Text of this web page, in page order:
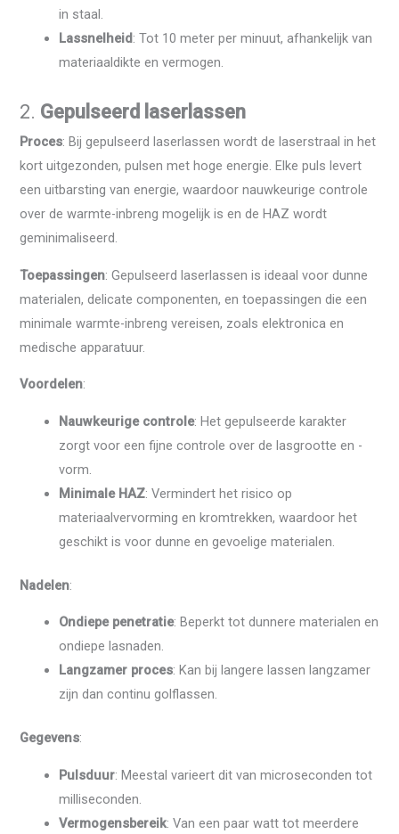
in staal.
Lassnelheid: Tot 10 meter per minuut, afhankelijk van
materiaaldikte en vermogen.
2. Gepulseerd laserlassen
Proces: Bij gepulseerd laserlassen wordt de laserstraal in het
kort uitgezonden, pulsen met hoge energie. Elke puls levert
een uitbarsting van energie, waardoor nauwkeurige controle
over de warmte-inbreng mogelijk is en de HAZ wordt
geminimaliseerd.
Toepassingen: Gepulseerd laserlassen is ideaal voor dunne
materialen, delicate componenten, en toepassingen die een
minimale warmte-inbreng vereisen, zoals elektronica en
medische apparatuur.
Voordelen:
Nauwkeurige controle: Het gepulseerde karakter
zorgt voor een fijne controle over de lasgrootte en -
vorm.
Minimale HAZ: Vermindert het risico op
materiaalvervorming en kromtrekken, waardoor het
geschikt is voor dunne en gevoelige materialen.
Nadelen:
Ondiepe penetratie: Beperkt tot dunnere materialen en
ondiepe lasnaden.
Langzamer proces: Kan bij langere lassen langzamer
zijn dan continu golflassen.
Gegevens:
Pulsduur: Meestal varieert dit van microseconden tot
milliseconden.
Vermogensbereik: Van een paar watt tot meerdere